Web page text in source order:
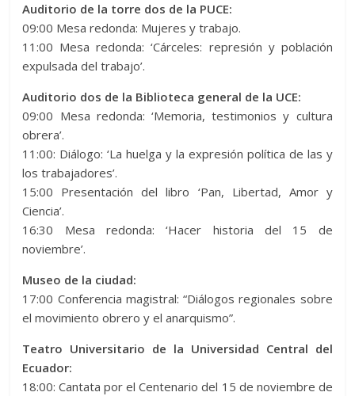
Auditorio de la torre dos de la PUCE:
09:00 Mesa redonda: Mujeres y trabajo.
11:00 Mesa redonda: ‘Cárceles: represión y población
expulsada del trabajo’.
Auditorio dos de la Biblioteca general de la UCE:
09:00 Mesa redonda: ‘Memoria, testimonios y cultura
obrera’.
11:00: Diálogo: ‘La huelga y la expresión política de las y
los trabajadores’.
15:00 Presentación del libro ‘Pan, Libertad, Amor y
Ciencia’.
16:30 Mesa redonda: ‘Hacer historia del 15 de
noviembre’.
Museo de la ciudad:
17:00 Conferencia magistral: “Diálogos regionales sobre
el movimiento obrero y el anarquismo”.
Teatro Universitario de la Universidad Central del
Ecuador:
18:00: Cantata por el Centenario del 15 de noviembre de